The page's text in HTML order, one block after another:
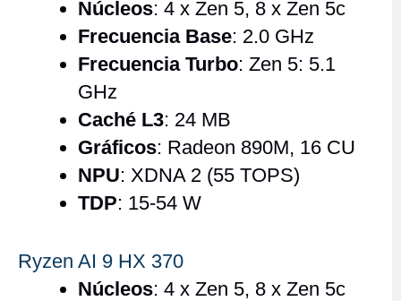
Núcleos: 4 x Zen 5, 8 x Zen 5c
Frecuencia Base: 2.0 GHz
Frecuencia Turbo: Zen 5: 5.1
GHz
Caché L3: 24 MB
Gráficos: Radeon 890M, 16 CU
NPU: XDNA 2 (55 TOPS)
TDP: 15-54 W
Ryzen AI 9 HX 370
Núcleos: 4 x Zen 5, 8 x Zen 5c